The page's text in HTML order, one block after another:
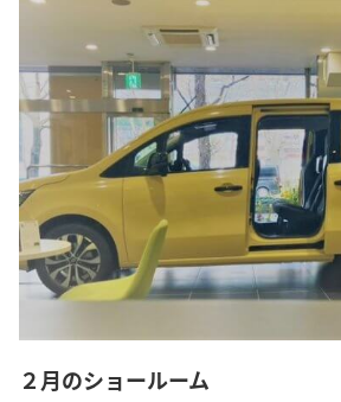
２月のショールーム